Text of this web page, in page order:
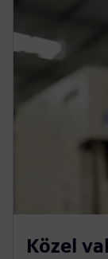
Közel